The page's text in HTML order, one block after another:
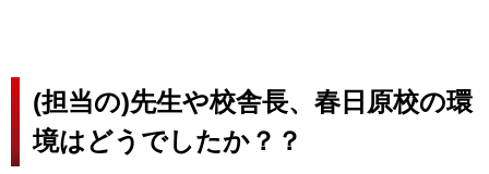
(担当の)先生や校舎長、春日原校の環
境はどうでしたか？？